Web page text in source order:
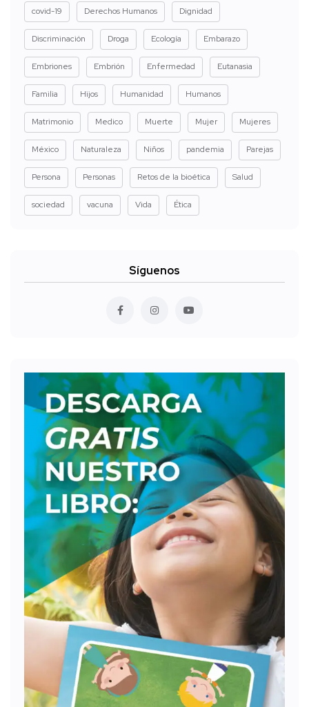
covid-19 Derechos Humanos Dignidad
Discriminación Droga Ecología Embarazo
Embriones Embrión Enfermedad Eutanasia
Familia Hijos Humanidad Humanos
Matrimonio Medico Muerte Mujer Mujeres
México Naturaleza Niños pandemia Parejas
Persona Personas Retos de la bioética Salud
sociedad vacuna Vida Ética
Síguenos